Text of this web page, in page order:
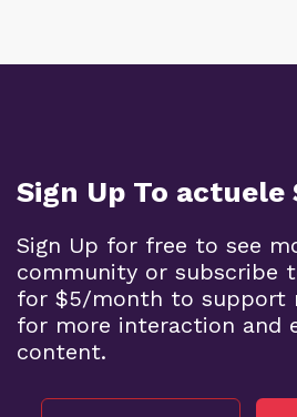
Sign Up To actuele
Sign Up for free to see
community or subscribe
for $5/month to support
for more interaction and
content.